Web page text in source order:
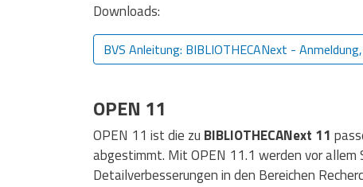
Downloads:
BVS Anleitung: BIBLIOTHECANext -
OPEN 11
OPEN 11 ist die zu BIBLIOTHECANext 11
abgestimmt. Mit OPEN 11.1 werden vor
Detailverbesserungen in den Bereichen